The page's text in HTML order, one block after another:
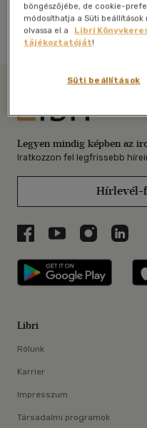
Antikvár könyv (0db)
Legyen mindig képben az
Iratkozzon fel legfrissebb
Hírlevél-
Libri a Facebookon
Libri aLibri az
Libri
Libri
Rólunk
Karrier
Impresszum
Társadalmi programok
böngészőjébe, de cookie-
módosíthatja a Süti
olvassa el a
Libri
tájékoztatóját!
Süti beállítások